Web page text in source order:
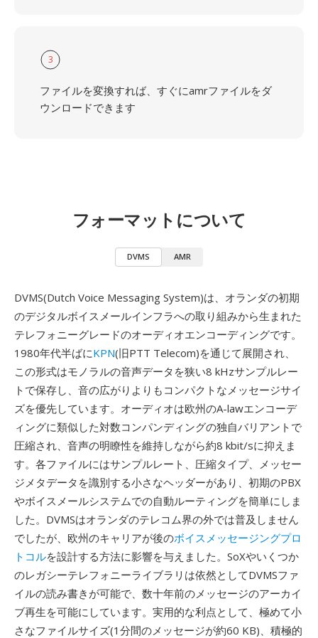
3
ファイルを変換すれば、すぐにamrファイルをダ
ウンロードできます
フォーマットについて
DVMS AMR
DVMS(Dutch Voice Messaging System)は、オランダの初期
のデジタルボイスメールインフラへの取り組みから生まれた
テレフォニーグレードのオーディオエンコーディングです。
1980年代半ばにKPN(旧PTT Telecom)を通じて展開され、
この形式はモノラルの音声データを狭い8 kHzサンプルレー
トで保存し、音の広がりよりもコンパクトなメッセージサイ
ズを優先しています。オーディオは欧州のA-lawエンコーデ
ィングに類似した対数コンパンディングの独自バリアントで
圧縮され、音声の明瞭性を維持しながら約8 kbit/sに抑えま
す。各ファイルにはサンプルレート、圧縮タイプ、メッセー
ジメタデータを識別する小さなヘッダーがあり、初期のPBX
やボイスメールシステムでの自動ルーティングを簡単にしま
した。DVMSはオランダのテレコム界の外では普及しません
でしたが、欧州のキャリアが後のボイスメッセージングプロ
トコルを設計する方法に影響を与えました。SoXやいくつか
のレガシーテレフォニーライブラリは依然としてDVMSファ
イルの読み書きが可能で、数十年前のメッセージのアーカイ
ブ再生を可能にしています。実用的な利点として、極めて小
さなファイルサイズ(1分間のメッセージが約60 KB)、積極的